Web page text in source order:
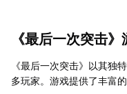
《最后一次突击
《最后一次突击》以其独
多玩家。游戏提供了丰富